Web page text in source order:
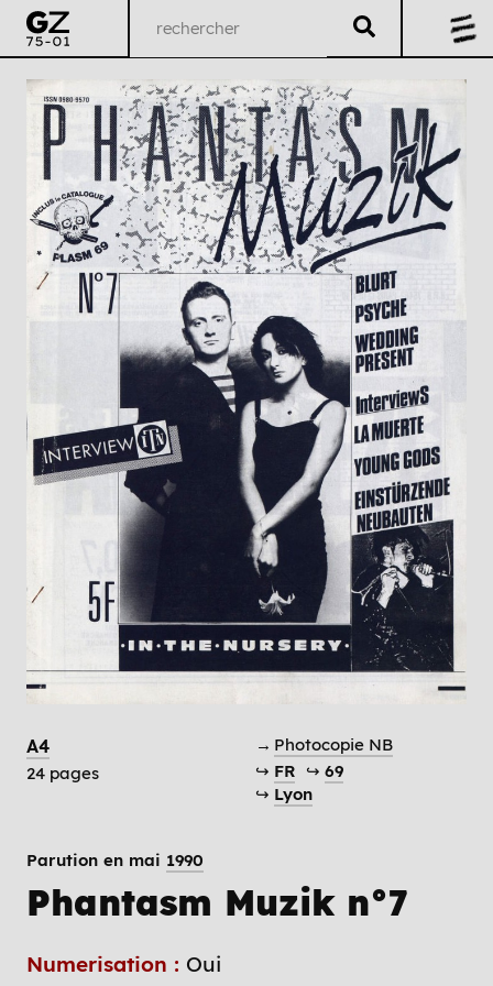
A4
24 pages
→ Photocopie NB
↪ FR ↪ 69
↪ Lyon
Parution en mai 1990
Phantasm Muzik n°7
Numerisation : Oui